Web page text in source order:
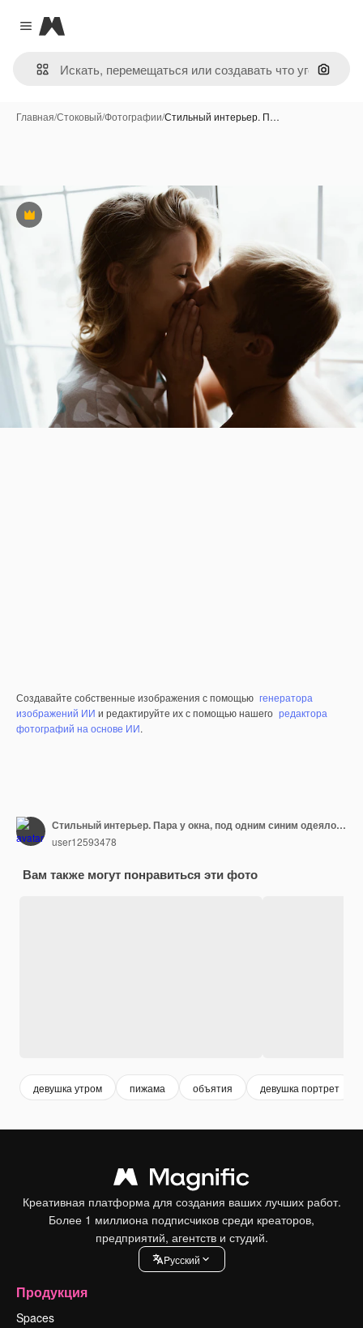
Close menu
Magnific
Поиск
Главная/Стоковый/Фотографии/Стильный интерьер. П…
Премиум
Создавайте собственные изображения с помощью генератора
изображений ИИ и редактируйте их с помощью нашего редактора
фотографий на основе ИИ.
Стильный интерьер. Пара у окна, под одним синим одеялом большая спаривание. Любовная история.
user12593478
Вам также могут понравиться эти фото
девушка утром пижама объятия девушка портрет
Креативная платформа для создания ваших лучших работ.
Более 1 миллиона подписчиков среди креаторов,
предприятий, агентств и студий.
Pусский
Продукция
Spaces